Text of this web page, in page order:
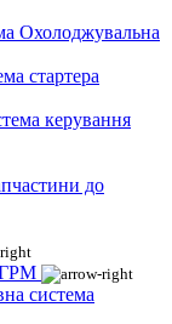
Охолоджувальна
стартера
керування
до
ГРМ
система